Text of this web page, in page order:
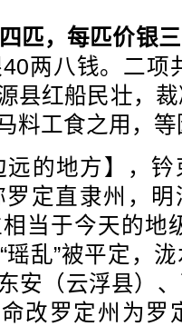
匹，每匹价银
两八钱。二项
县红船民壮，
料工食之用，
远的地方】，
罗定直隶州，
当于今天的地
瑶乱”被平定，
安（云浮县）
改罗定州为